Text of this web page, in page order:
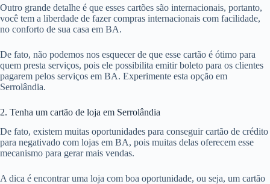
Outro grande detalhe é que esses cartões são internacionais, portanto,
você tem a liberdade de fazer compras internacionais com facilidade,
no conforto de sua casa em BA.
De fato, não podemos nos esquecer de que esse cartão é ótimo para
quem presta serviços, pois ele possibilita emitir boleto para os clientes
pagarem pelos serviços em BA. Experimente esta opção em
Serrolândia.
2. Tenha um cartão de loja em Serrolândia
De fato, existem muitas oportunidades para conseguir cartão de crédito
para negativado com lojas em BA, pois muitas delas oferecem esse
mecanismo para gerar mais vendas.
A dica é encontrar uma loja com boa oportunidade, ou seja, um cartão